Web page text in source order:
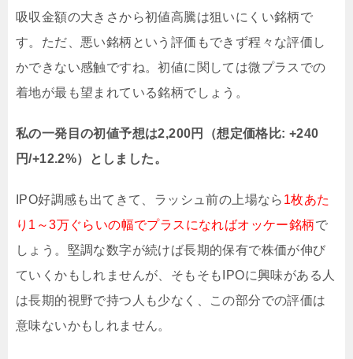
吸収金額の大きさから初値高騰は狙いにくい銘柄で
す。ただ、悪い銘柄という評価もできず程々な評価し
かできない感触ですね。初値に関しては微プラスでの
着地が最も望まれている銘柄でしょう。
私の一発目の初値予想は2,200円（想定価格比: +240
円/+12.2%）としました。
IPO好調感も出てきて、ラッシュ前の上場なら 1枚あた
り1～3万ぐらいの幅でプラスになればオッケー銘柄で
しょう。堅調な数字が続けば長期的保有で株価が伸び
ていくかもしれませんが、そもそもIPOに興味がある人
は長期的視野で持つ人も少なく、この部分での評価は
意味ないかもしれません。